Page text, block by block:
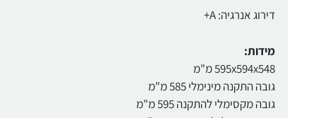
דירוג אנרגיה: A+
מידות:
595x594x548 מ"מ
גובה התקנה מינימלי 585 מ"מ
גובה מקסימלי להתקנה 595 מ"מ